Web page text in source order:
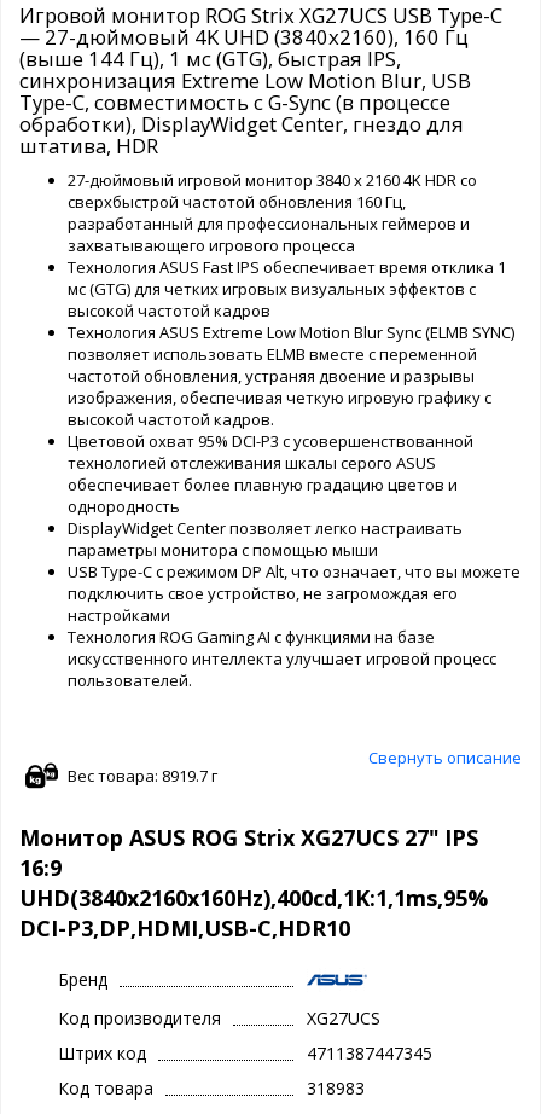
Игровой монитор ROG Strix XG27UCS USB Type-C
— 27-дюймовый 4K UHD (3840x2160), 160 Гц
(выше 144 Гц), 1 мс (GTG), быстрая IPS,
синхронизация Extreme Low Motion Blur, USB
Type-C, совместимость с G-Sync (в процессе
обработки), DisplayWidget Center, гнездо для
штатива, HDR
27-дюймовый игровой монитор 3840 x 2160 4K HDR со
сверхбыстрой частотой обновления 160 Гц,
разработанный для профессиональных геймеров и
захватывающего игрового процесса
Технология ASUS Fast IPS обеспечивает время отклика 1
мс (GTG) для четких игровых визуальных эффектов с
высокой частотой кадров
Технология ASUS Extreme Low Motion Blur Sync (ELMB SYNC)
позволяет использовать ELMB вместе с переменной
частотой обновления, устраняя двоение и разрывы
изображения, обеспечивая четкую игровую графику с
высокой частотой кадров.
Цветовой охват 95% DCI-P3 с усовершенствованной
технологией отслеживания шкалы серого ASUS
обеспечивает более плавную градацию цветов и
однородность
DisplayWidget Center позволяет легко настраивать
параметры монитора с помощью мыши
USB Type-C с режимом DP Alt, что означает, что вы можете
подключить свое устройство, не загромождая его
настройками
Технология ROG Gaming AI с функциями на базе
искусственного интеллекта улучшает игровой процесс
пользователей.
Свернуть описание
Вес товара: 8919.7 г
Монитор ASUS ROG Strix XG27UCS 27" IPS
16:9
UHD(3840x2160x160Hz),400cd,1K:1,1ms,95%
DCI-P3,DP,HDMI,USB-C,HDR10
Бренд
Код производителя
XG27UCS
Штрих код
4711387447345
Код товара
318983